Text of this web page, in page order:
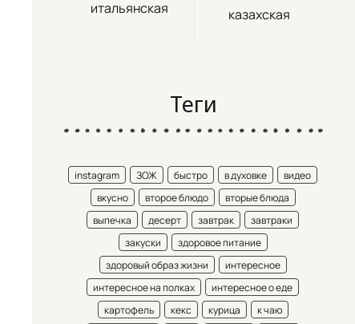
итальянская казахская
Теги
instagram ЗОЖ быстро в духовке
видео
вкусно
второе блюдо
вторые блюда
выпечка
десерт завтрак
завтраки
закуски
здоровое питание
здоровый образ жизни
интересное
интересное на полках
интересное о еде
картофель
кекс курица
к чаю